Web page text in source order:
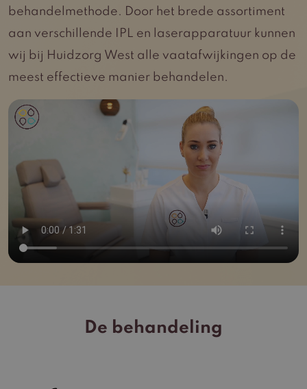
behandelmethode. Door het brede assortiment
aan verschillende IPL en laserapparatuur kunnen
wij bij Huidzorg West alle vaatafwijkingen op de
meest effectieve manier behandelen.
De behandeling